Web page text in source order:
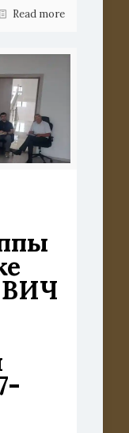
Read more
ВИЧ